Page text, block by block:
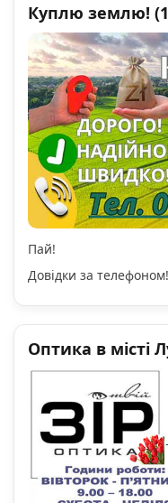
Куплю землю!
Пай!
Довідки за телефоном!
Оптика в місті